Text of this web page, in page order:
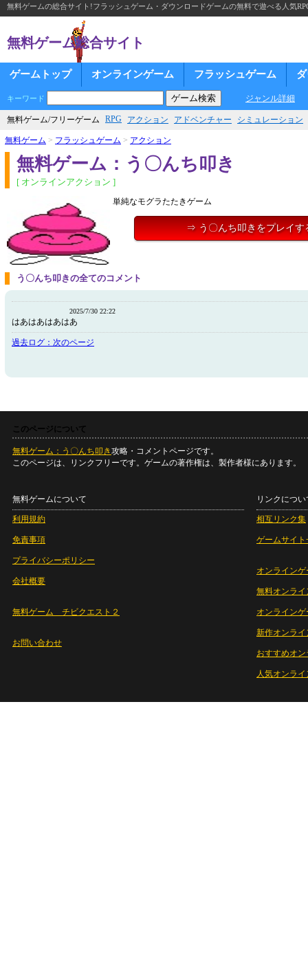
無料ゲームの総合サイト!フラッシュゲーム・ダウンロードゲームの無料で遊べる人気
無料ゲーム総合サイト
ゲームトップ オンラインゲーム フラッシュゲーム
キーワード ジャンル詳細
無料ゲーム/フリーゲーム RPG アクション アドベンチャー シミュレーション
無料ゲーム > フラッシュゲーム > アクション
無料ゲーム：う〇んち叩き
[ オンラインアクション ]
単純なモグラたたきゲーム
⇒ う〇んち叩きをプレイす
う〇んち叩きの全てのコメント
2025/7/30 22:22
はあはあはあはあ
過去ログ：次のページ
このページについて
無料ゲーム：う〇んち叩き攻略・コメントページです。
このページは、リンクフリーです。ゲームの著作権は、製作者様にあります。
無料ゲームについて
利用規約
免責事項
プライバシーポリシー
会社概要
無料ゲーム チビクエスト２
お問い合わせ
リンクについ
相互リンク集
ゲームサイト
オンラインゲ
無料オンライ
オンライン
新作オンライ
おすすめオ
人気オンラ